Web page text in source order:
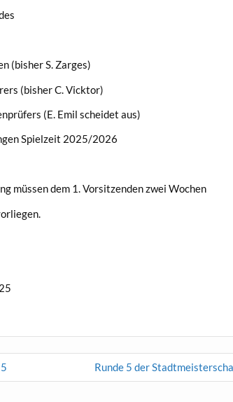
(bisher S. Zarges)
(bisher C. Vicktor)
(E. Emil scheidet aus)
Spielzeit 2025/2026
müssen dem 1. Vorsitzenden zwei Wochen
Runde 5 der